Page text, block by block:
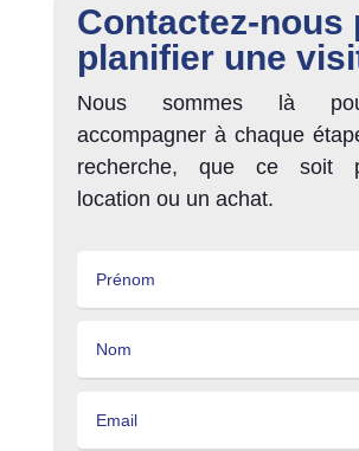
Contactez-nous
planifier une
Nous sommes là
accompagner à chaque
recherche, que ce soit
location ou un achat.